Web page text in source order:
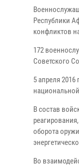
Республики
конфликтов
172
Советского
5 апреля
В состав
оборота
Во